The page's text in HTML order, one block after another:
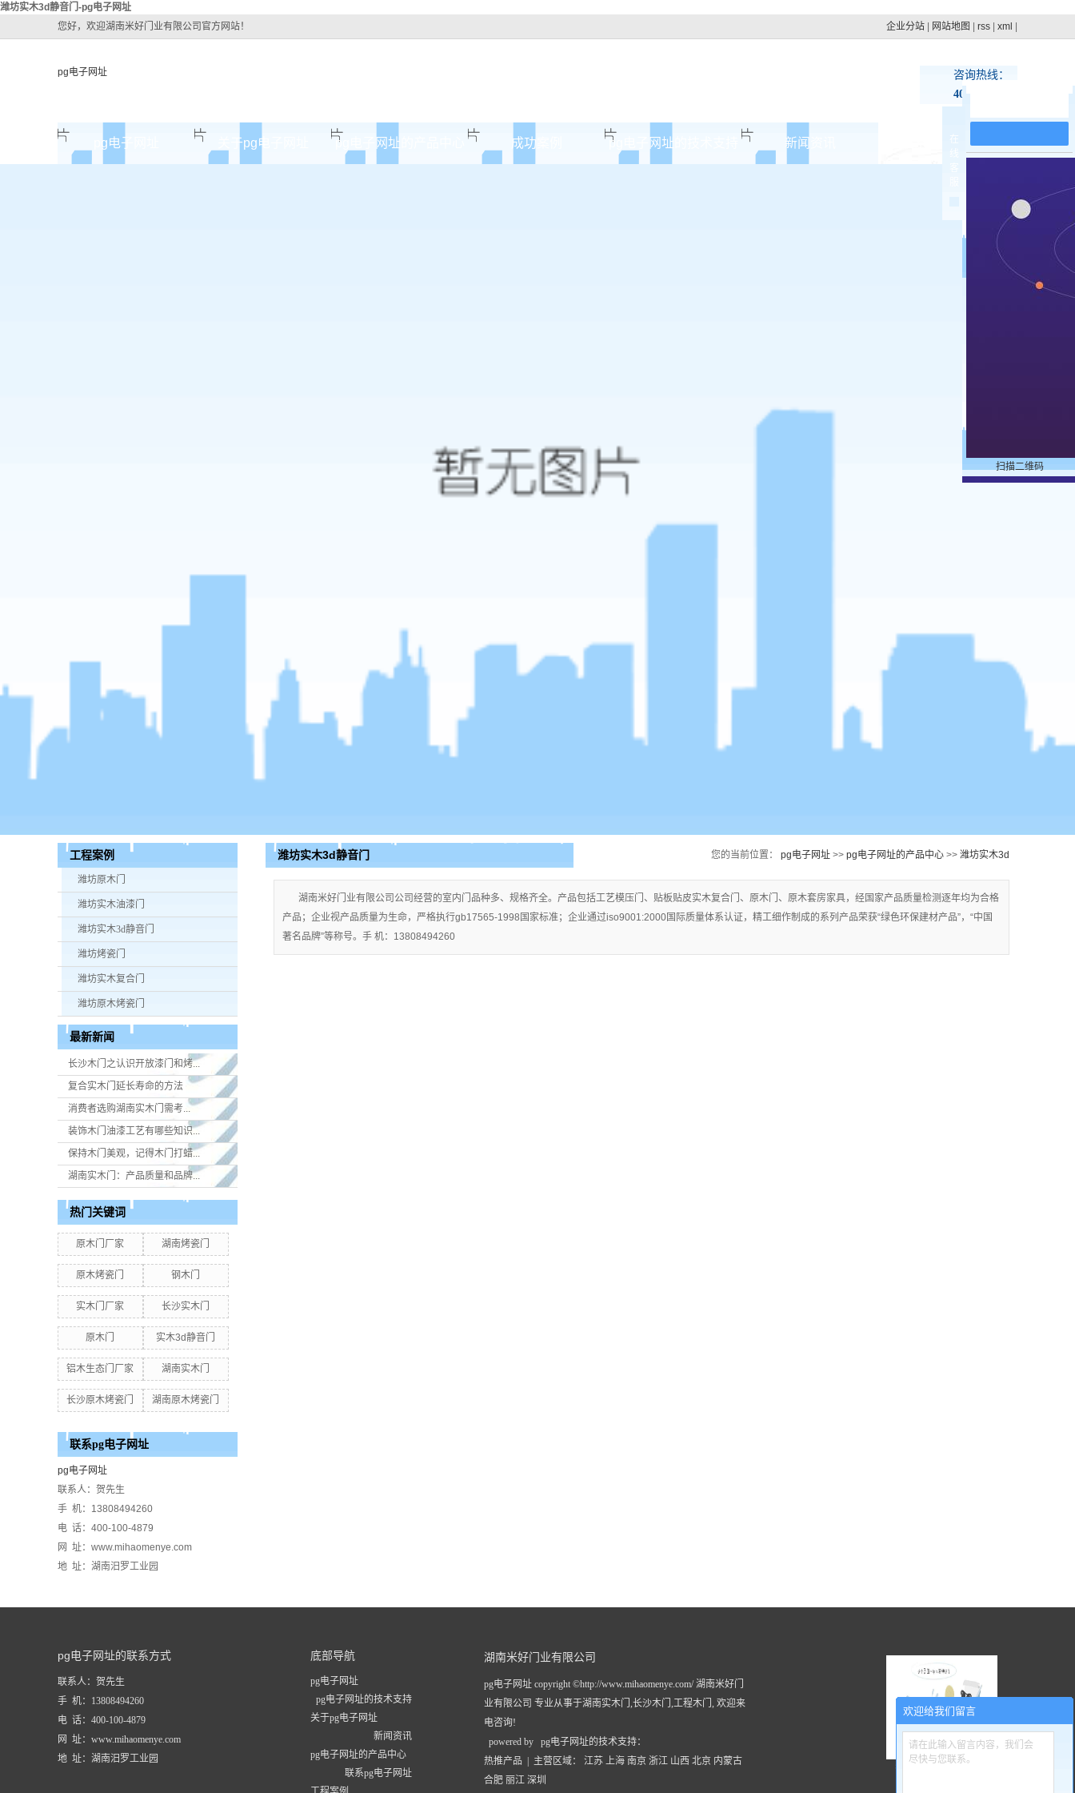
潍坊实木3d静音门-pg电子网址
您好，欢迎湖南米好门业有限公司官方网站！
企业分站 网站地图 rss xml
pg电子网址
咨询热线：
400-100-4879
pg电子网址 关于pg电子网址 pg电子网址的产品中心 成功案例 pg电子网址的技术支持 新闻资讯 联系pg电子网址
工程案例
潍坊原木门
潍坊实木油漆门
潍坊实木3d静音门
潍坊烤瓷门
潍坊实木复合门
潍坊原木烤瓷门
最新新闻
长沙木门之认识开放漆门和烤...
复合实木门延长寿命的方法
消费者选购湖南实木门​需考...
装饰木门油漆工艺有哪些知识...
保持木门美观，记得木门打蜡...
湖南实木门：产品质量和品牌...
热门关键词
原木门厂家 湖南烤瓷门
原木烤瓷门 钢木门
实木门厂家 长沙实木门
原木门 实木3d静音门
铝木生态门厂家 湖南实木门
长沙原木烤瓷门 湖南原木烤瓷门
联系pg电子网址
pg电子网址
联系人：贺先生
手 机：13808494260
电 话：400-100-4879
网 址：www.mihaomenye.com
地 址：湖南汨罗工业园
潍坊实木3d静音门 您的当前位置： pg电子网址 >> pg电子网址的产品中心 >> 潍坊实木3d
静音门
湖南米好门业有限公司公司经营的室内门品种多、规格齐全。产品包括工艺模压门、贴板贴皮实木复合门、原木门、原木套房家具，经国家产品质量检测逐年均为合格
产品；企业视产品质量为生命，严格执行gb17565-1998国家标准；企业通过iso9001:2000国际质量体系认证，精工细作制成的系列产品荣获“绿色环保建材产品”，“中国
著名品牌”等称号。手 机：13808494260
pg电子网址的联系方式
联系人：贺先生
手 机：13808494260
电 话：400-100-4879
网 址：www.mihaomenye.com
地 址：湖南汨罗工业园
底部导航
pg电子网址
pg电子网址的技术支持
关于pg电子网址
新闻资讯
pg电子网址的产品中心
联系pg电子网址
湖南米好门业有限公司
pg电子网址 copyright ©http://www.mihaomenye.com/ 湖南米好门
业有限公司 专业从事于湖南实木门 ,长沙木门 ,工程木门 , 欢迎来
电咨询!
powered by pg电子网址的技术支持：
热推产品 | 主营区域： 江苏 上海 南京 浙江 山西 北京 内蒙古
合肥 丽江 深圳
在
扫描二维码
欢迎给我们留言
请在此输入留言内容，我们会
尽快与您联系。